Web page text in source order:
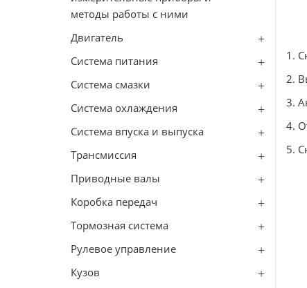
методы работы с ними
Двигатель
Система питания
Система смазки
Система охлаждения
Система впуска и выпуска
Трансмиссия
Приводные валы
Коробка передач
Тормозная система
Рулевое управление
Кузов
1.
2.
3.
4.
5.